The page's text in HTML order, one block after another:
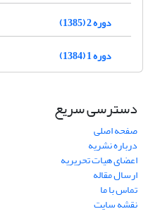
دوره 2 (1385)
دوره 1 (1384)
دسترسی سریع
صفحه اصلی
درباره نشریه
اعضای هیات تحریریه
ارسال مقاله
تماس با ما
نقشه سایت